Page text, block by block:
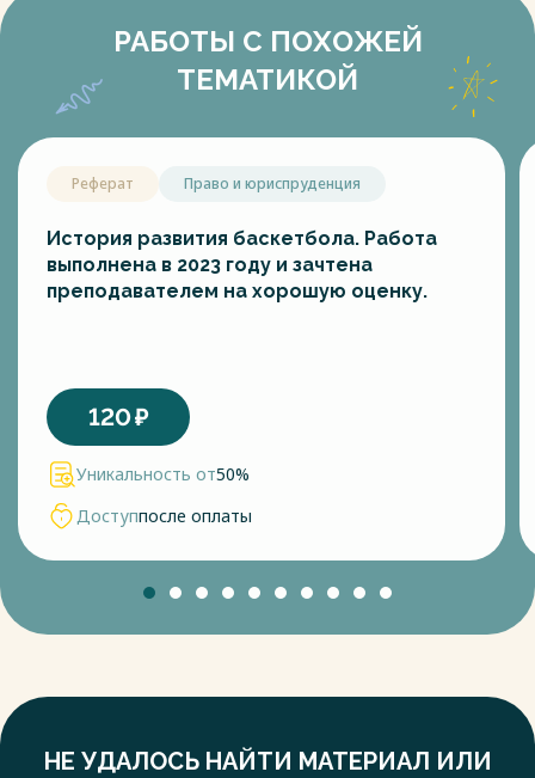
РАБОТЫ С ПОХОЖЕЙ
ТЕМАТИКОЙ
Реферат Право и юриспруденция
История развития баскетбола. Работа
выполнена в 2023 году и зачтена
преподавателем на хорошую оценку.
120₽
Уникальность от50%
Доступпосле оплаты
НЕ УДАЛОСЬ НАЙТИ МАТЕРИАЛ ИЛИ